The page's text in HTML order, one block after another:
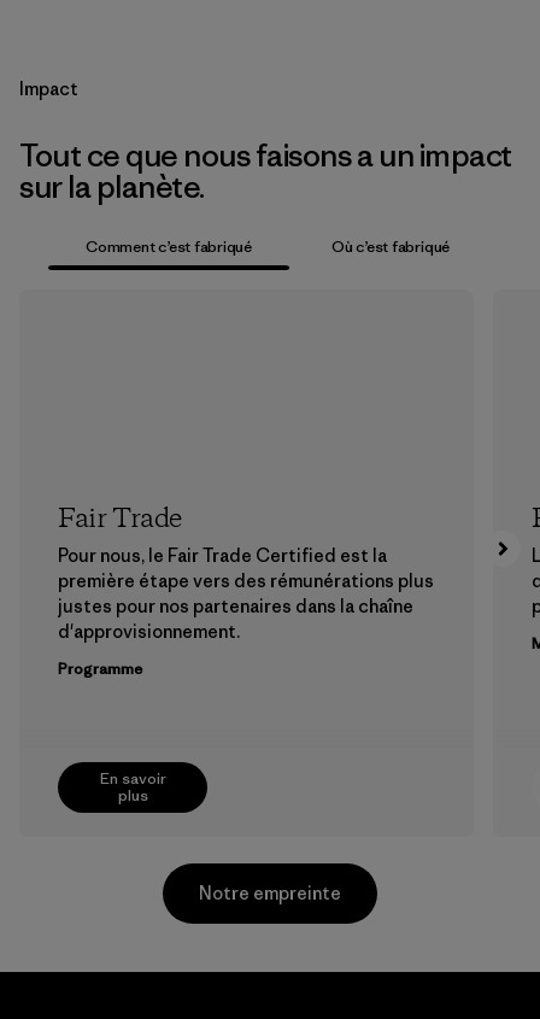
Impact
Tout ce que nous faisons a un impact
sur la planète.
Comment c’est fabriqué Où c’est fabriqué
En savoir
plus
Fair Trade
Pour nous, le Fair Trade Certified est la
première étape vers des rémunérations plus
justes pour nos partenaires dans la chaîne
d'approvisionnement.
Programme
Notre empreinte